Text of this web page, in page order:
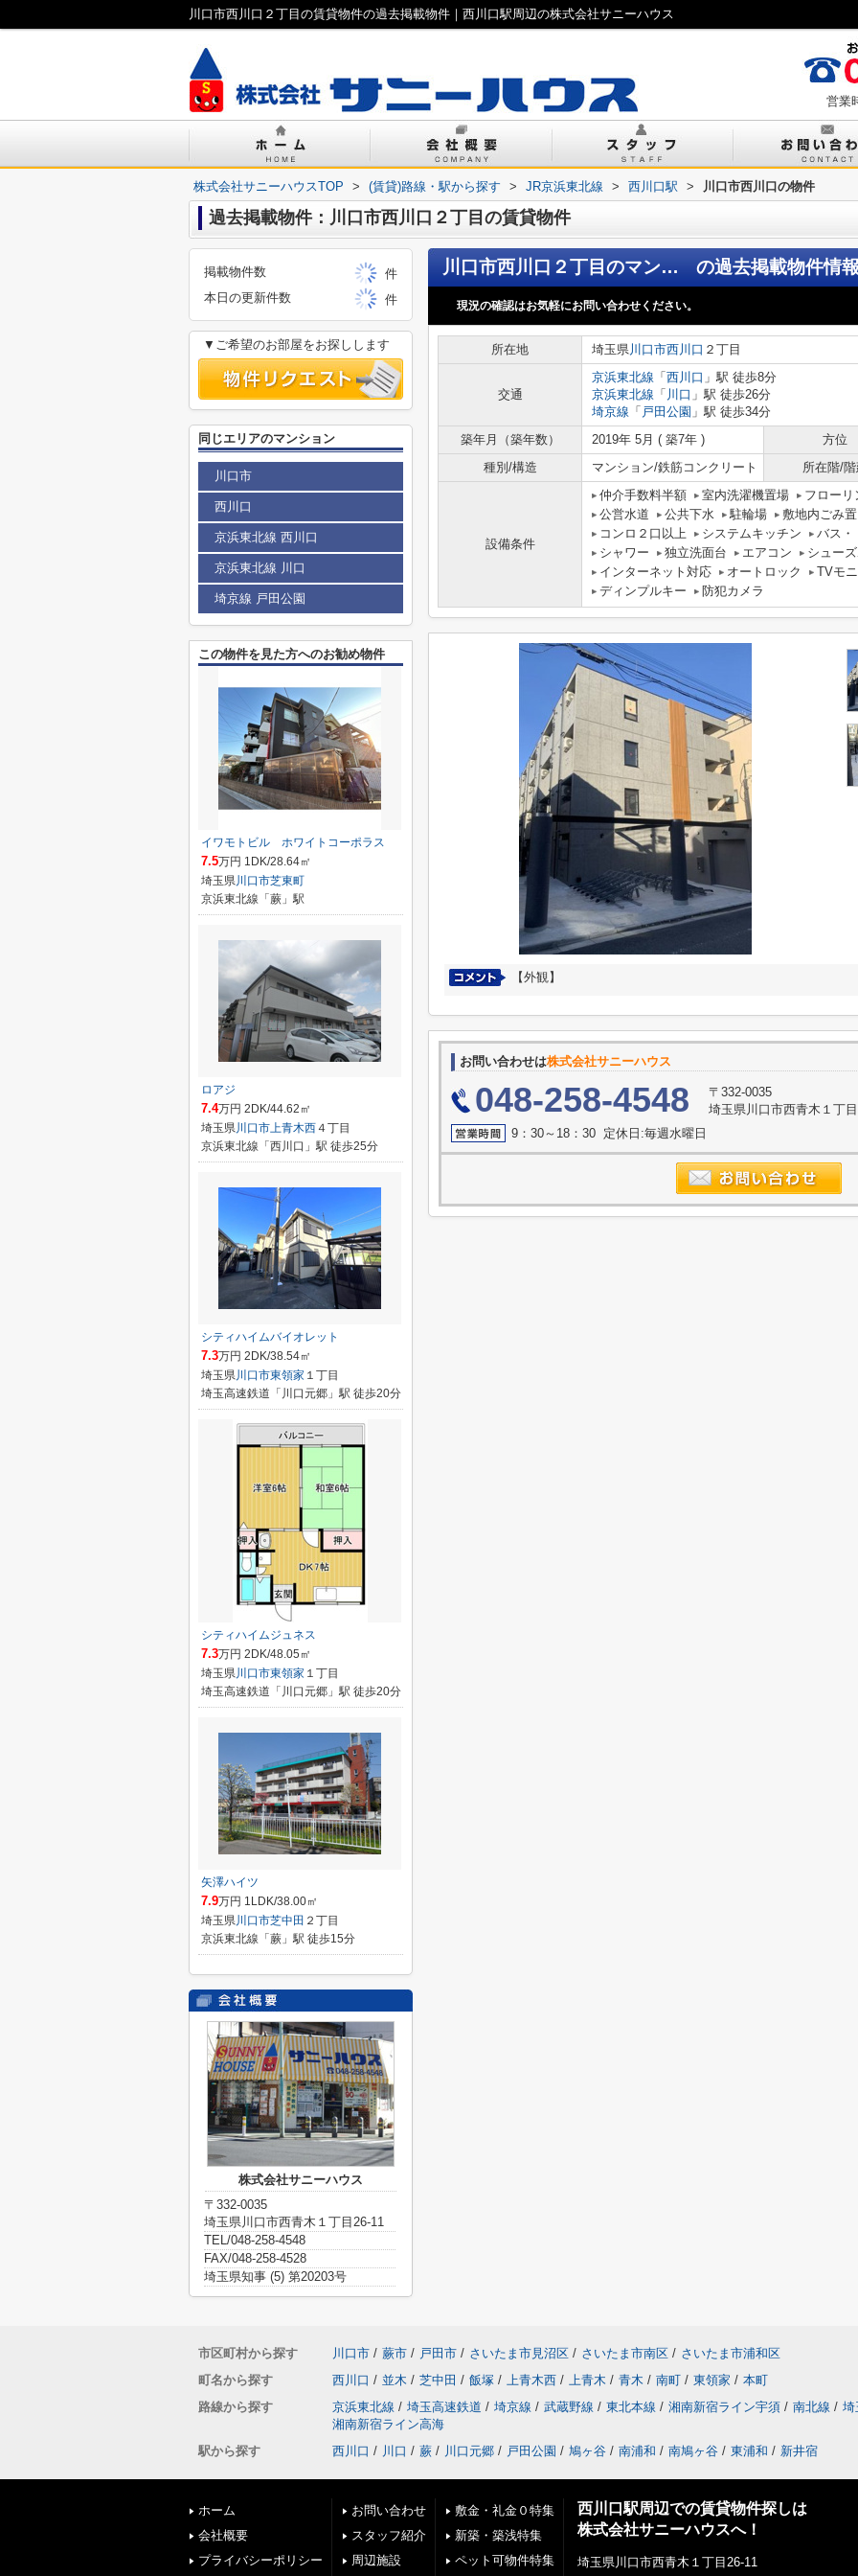
川口市西川口２丁目の賃貸物件の過去掲載物件｜西川口駅周辺の株式会社サニーハウス
営業
株式会社サニーハウスTOP > (賃貸)路線・駅から探す > JR京浜東北線 > 西川口駅 > 川口市西川口の物件
過去掲載物件：川口市西川口２丁目の賃貸物件
川口市西川口２丁目のマンション の過去掲載物件情
現況の確認はお気軽にお問い合わせください。
所在地 埼玉県川口市西川口 ２丁目
交通
京浜東北線 「 西川口 」駅 徒歩8分
京浜東北線 「 川口 」駅 徒歩26分
埼京線 「 戸田公園 」駅 徒歩34分
築年月（築年数）
2019年 5月 ( 築7年 )
方位
種別/構造
マンション/鉄筋コンクリート 所在階/
設備条件
仲介手数料半額 室内洗濯機置場
フローリ
公営水道
公共下水 駐輪場
敷地内ごみ
コンロ２口以上
システムキッチン
バス・
シャワー
独立洗面台 エアコン
シュー
インターネット対応
オートロック
TVモ
ディンプルキー
防犯カメラ
【外観】
お問い合わせは株式会社サニーハウス
048-258-4548
〒332-0035
埼玉県川口市西青木１丁
9：30～18：30 定休日:毎週水曜日
掲載物件数
件
本日の更新件数
件
▼ご希望のお部屋をお探しします
同じエリアのマンション
川口市
西川口
京浜東北線 西川口
京浜東北線 川口
埼京線 戸田公園
この物件を見た方へのお勧め物件
イワモトビル ホワイトコーポラス
7.5万円 1DK/28.64㎡
埼玉県川口市芝東町
京浜東北線「蕨」駅
ロアジ
7.4万円 2DK/44.62㎡
埼玉県川口市上青木西４丁目
京浜東北線「西川口」駅 徒歩25分
シティハイムバイオレット
7.3万円 2DK/38.54㎡
埼玉県川口市東領家 １丁目
埼玉高速鉄道「川口元郷」駅 徒歩20分
シティハイムジュネス
7.3万円 2DK/48.05㎡
埼玉県川口市東領家 １丁目
埼玉高速鉄道「川口元郷」駅 徒歩20分
矢澤ハイツ
7.9万円 1LDK/38.00㎡
埼玉県川口市芝中田 ２丁目
京浜東北線「蕨」駅 徒歩15分
株式会社サニーハウス
〒332-0035
埼玉県川口市西青木１丁目26-11
TEL/048-258-4548
FAX/048-258-4528
埼玉県知事 (5) 第20203号
市区町村から探す 川口市 / 蕨市 / 戸田市 / さいたま市見沼区 / さいたま市南区 / さいたま市浦和区
町名から探す
西川口 / 並木 / 芝中田 / 飯塚 / 上青木西 / 上青木 / 青木 / 南町 / 東領家 / 本町
路線から探す
京浜東北線 / 埼玉高速鉄道 / 埼京線 / 武蔵野線 / 東北本線 / 湘南新宿ライン宇須 / 南北線 / 埼
湘南新宿ライン高海
駅から探す
西川口 / 川口 / 蕨 / 川口元郷 / 戸田公園 / 鳩ヶ谷 / 南浦和 / 南鳩ヶ谷 / 東浦和 / 新井宿
ホーム
会社概要
プライバシーポリシー
お問い合わせ
スタッフ紹介
周辺施設
敷金・礼金０特集
新築・築浅特集
ペット可物件特集
西川口駅周辺での賃貸物件探しは
株式会社サニーハウスへ！
埼玉県川口市西青木１丁目26-11